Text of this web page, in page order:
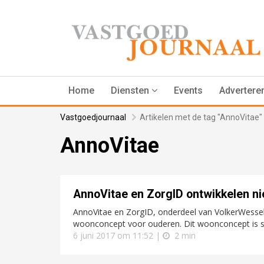
Home Diensten Events
Vastgoedjournaal Artikelen met de tag "AnnoVitae"
AnnoVitae
AnnoVitae en ZorgID ontwikkelen
AnnoVitae en ZorgID, onderdeel van
woonconcept voor ouderen. Dit woonconcept is
6 juni 2017 om 11:52 |
2 min